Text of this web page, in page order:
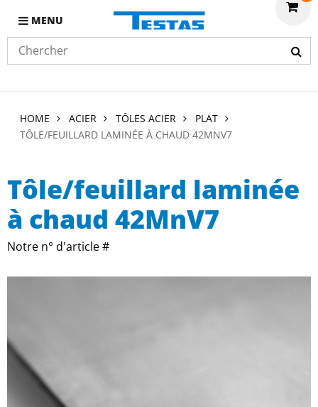
MENU
HOME ACIER TÔLES ACIER
PLAT
TÔLE/FEUILLARD LAMINÉE À CHAUD 42MNV7
Tôle/feuillard laminée
à chaud 42MnV7
Notre n° d'article #